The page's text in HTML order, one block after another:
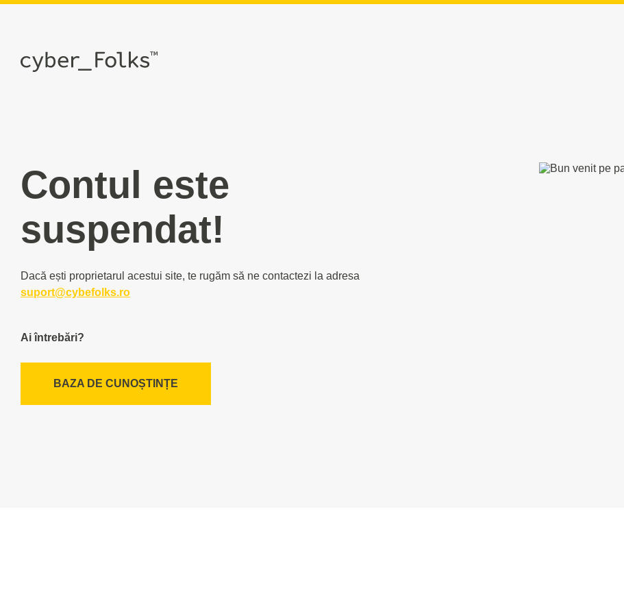
Contul este
suspendat!
Dacă ești proprietarul acestui site, te rugăm să ne contactezi la adresa
suport@cybefolks.ro
Ai întrebări?
BAZA DE CUNOȘTINȚE